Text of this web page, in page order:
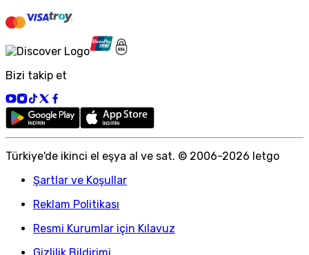
Bizi takip et
Türkiye'de ikinci el eşya al ve sat. © 2006-2026 letgo
Şartlar ve Koşullar
Reklam Politikası
Resmi Kurumlar için Kılavuz